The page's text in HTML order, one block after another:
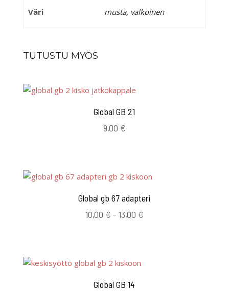
Väri musta, valkoinen
TUTUSTU MYÖS
Global GB 21
9,00 €
Global gb 67 adapteri
10,00 € – 13,00 €Hintaluokka:
Global GB 14